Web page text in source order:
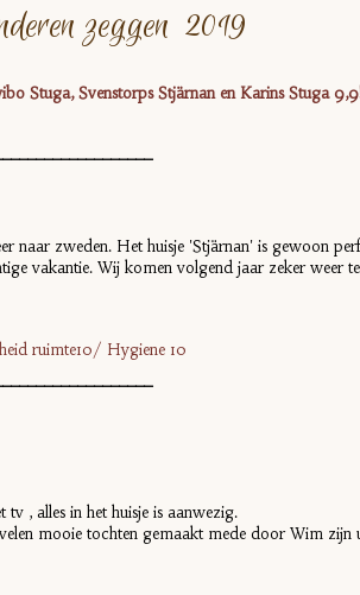
zeggen 2019
Stuga, Svenstorps Stjärnan en Karins Stuga
naar zweden. Het huisje 'Stjärnan' is gewoon
vakantie. Wij komen volgend jaar zeker weer
ruimte10/ Hygiene 10
, alles in het huisje is aanwezig.
mooie tochten gemaakt mede door Wim